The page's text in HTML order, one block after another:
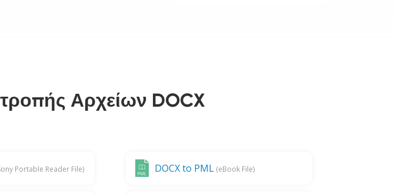
Αρχείων DOCX
Portable Reader File) DOCX to PML(eBook File)